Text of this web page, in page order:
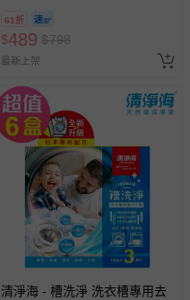
61折
$489 $798
最新上架
清淨海 - 槽洗淨 洗衣槽專用去